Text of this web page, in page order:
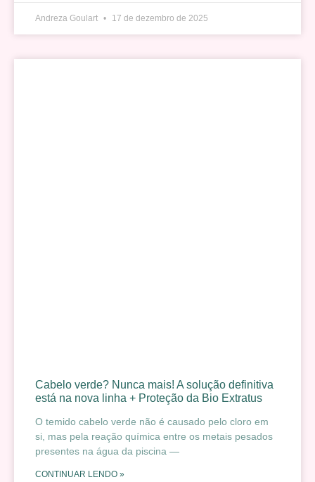
Andreza Goulart 17 de dezembro de 2025
Cabelo verde? Nunca mais! A solução definitiva
está na nova linha + Proteção da Bio Extratus
O temido cabelo verde não é causado pelo cloro em
si, mas pela reação química entre os metais pesados
presentes na água da piscina —
CONTINUAR LENDO »